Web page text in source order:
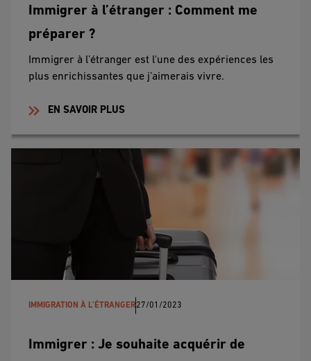
Immigrer à l’étranger : Comment me
préparer ?
Immigrer à l’étranger est l'une des expériences les
plus enrichissantes que j’aimerais vivre.
EN SAVOIR PLUS
IMMIGRATION À L'ÉTRANGER27/01/2023
Immigrer : Je souhaite acquérir de